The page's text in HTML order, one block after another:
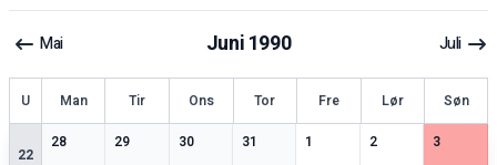
Mai Juni1990 Juli
Uke Man Tir Ons Tor Fre Lør Søn
22
28
2spesielle datoer
29
2spesielle datoer
30
2spesielle datoer
31
2spesielle datoer
13 spesielle datoer
2
3spesielle datoer
3
3